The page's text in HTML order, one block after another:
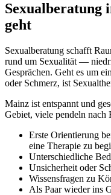
geht
Sexualberatung schafft
rund um Sexualität —
Gesprächen. Geht es um
oder Schmerz, ist
Mainz ist entspannt und
Gebiet, viele pendeln nach
Erste Orientierung
eine Therapie zu
Unterschiedliche
Unsicherheit oder
Wissensfragen zu
Als Paar wieder ins